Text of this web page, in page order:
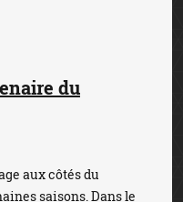
du club de la ...
avec le